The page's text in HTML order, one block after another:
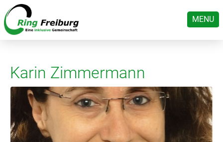
MENU
Karin Zimmermann